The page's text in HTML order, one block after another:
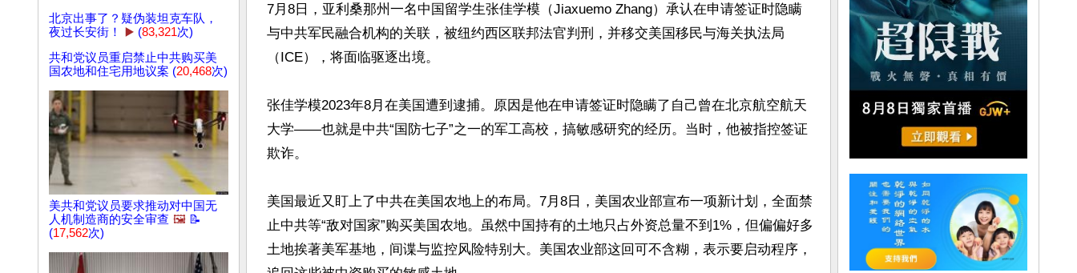
北京出事了？疑伪装坦克车队，
夜过长安街！
▶️ (83,321次)
共和党议员重启禁止中共购买美
国农地和住宅用地议案 (20,468次)
美共和党议员要求推动对中国无
人机制造商的安全审查 🖼️ 📝
(17,562次)
7月8日，亚利桑那州一名中国留学生张佳学模（Jiaxuemo Zhang）承认在申请签证时隐瞒
与中共军民融合机构的关联，被纽约西区联邦法官判刑，并移交美国移民与海关执法局
（ICE），将面临驱逐出境。
张佳学模2023年8月在美国遭到逮捕。原因是他在申请签证时隐瞒了自己曾在北京航空航天
大学——也就是中共“国防七子”之一的军工高校，搞敏感研究的经历。当时，他被指控签证
欺诈。
美国最近又盯上了中共在美国农地上的布局。7月8日，美国农业部宣布一项新计划，全面禁
止中共等“敌对国家”购买美国农地。虽然中国持有的土地只占外资总量不到1%，但偏偏好多
土地挨著美军基地，间谍与监控风险特别大。美国农业部这回可不含糊，表示要启动程序，